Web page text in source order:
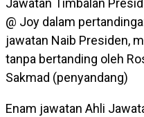
Jawatan Timbalan
@ Joy dalam
jawatan Naib Presiden,
tanpa bertanding oleh
Sakmad (penyandang)
Enam jawatan Ahli